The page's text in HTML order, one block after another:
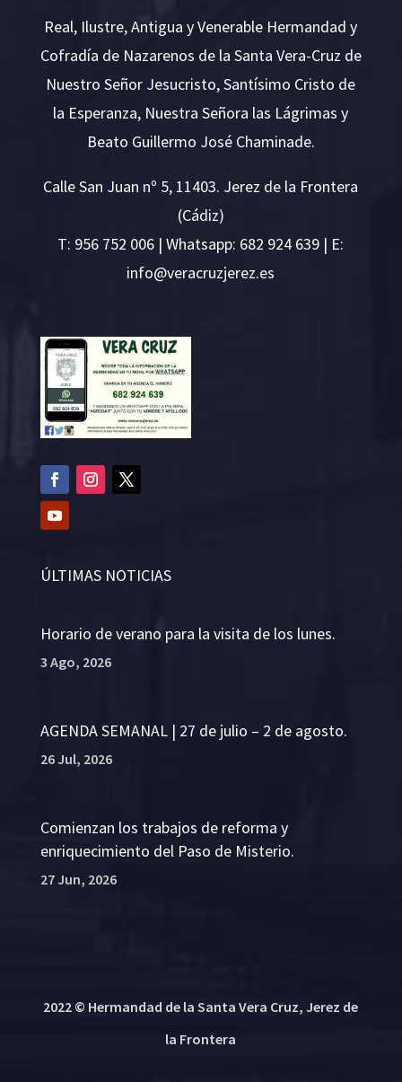
Real, Ilustre, Antigua y Venerable Hermandad y
Cofradía de Nazarenos de la Santa Vera-Cruz de
Nuestro Señor Jesucristo, Santísimo Cristo de
la Esperanza, Nuestra Señora las Lágrimas y
Beato Guillermo José Chaminade.
Calle San Juan nº 5, 11403. Jerez de la Frontera
(Cádiz)
T: 956 752 006 | Whatsapp: 682 924 639 | E:
se.ze
rejzu
rcare
v@ofn
i
ÚLTIMAS NOTICIAS
Horario de verano para la visita de los lunes.
3 Ago, 2026
AGENDA SEMANAL | 27 de julio – 2 de agosto.
26 Jul, 2026
Comienzan los trabajos de reforma y
enriquecimiento del Paso de Misterio.
27 Jun, 2026
2022 © Hermandad de la Santa Vera Cruz, Jerez de
la Frontera